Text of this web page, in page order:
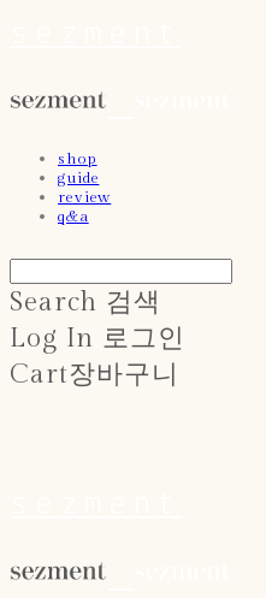
shop
guide
review
q&a
Search 검색
Log In 로그인
Cart장바구니